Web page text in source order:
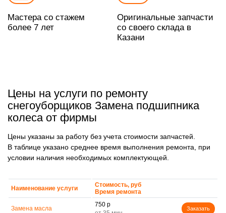
Мастера со стажем
более 7 лет
Оригинальные запчасти
со своего склада в
Казани
Цены на услуги по ремонту
снегоуборщиков Замена подшипника
колеса от фирмы
Цены указаны за работу без учета стоимости запчастей.
В таблице указано среднее время выполнения ремонта, при
условии наличия необходимых комплектующей.
Наименование услуги
Стоимость, руб
Время ремонта
Замена масла
750 р
Заказать